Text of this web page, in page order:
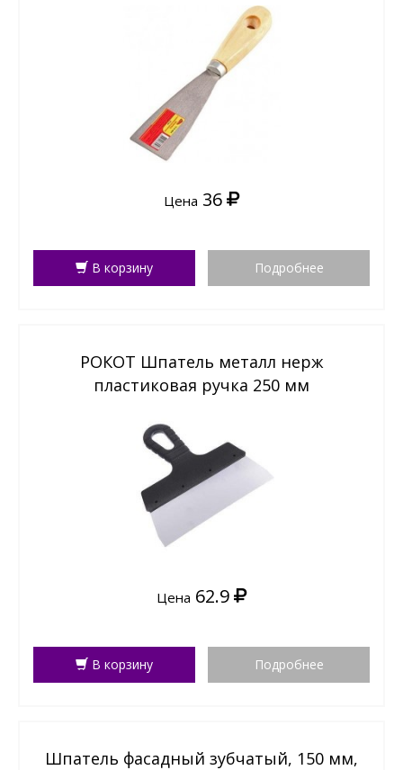
Цена 36
В корзину Подробнее
РОКОТ Шпатель металл нерж
пластиковая ручка 250 мм
Цена 62.9
В корзину Подробнее
Шпатель фасадный зубчатый, 150 мм,